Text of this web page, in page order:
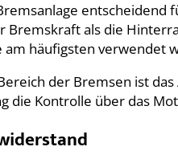
entscheidend
als die
häufigsten verwendet
der Bremsen ist
die Kontrolle über das